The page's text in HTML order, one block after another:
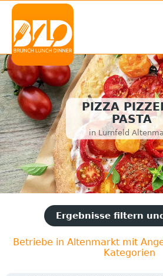
PIZZA
PASTA
in Lurnfeld
Ergebnisse filtern
Betriebe in Altenmarkt mit
Kategorien